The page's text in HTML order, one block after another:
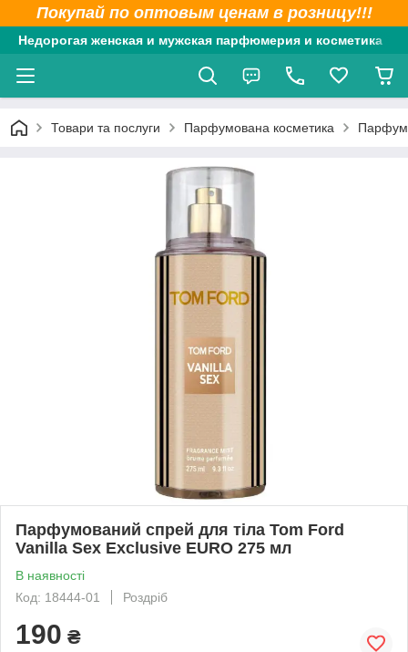
Покупай по оптовым ценам в розницу!!!
Недорогая женская и мужская парфюмерия и косметика
Товари та послуги Парфумована косметика
Парфумований спрей для тіла Tom Ford
Vanilla Sex Exclusive EURO 275 мл
В наявності
Код: 18444-01
Роздріб
190 ₴